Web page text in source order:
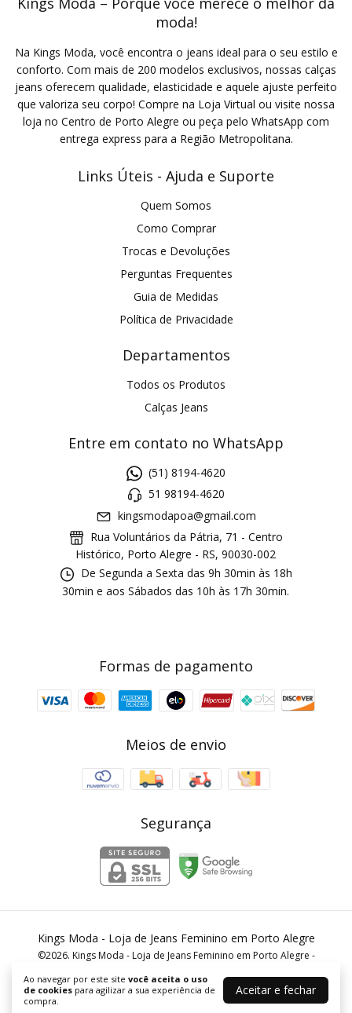
Ao navegar por este site você aceita o uso
de cookies para agilizar a sua experiência de
compra.
Aceitar e fechar
moda!
Na Kings Moda, você encontra o jeans ideal para o seu estilo e
conforto. Com mais de 200 modelos exclusivos, nossas calças
jeans oferecem qualidade, elasticidade e aquele ajuste perfeito
que valoriza seu corpo! Compre na Loja Virtual ou visite nossa
loja no Centro de Porto Alegre ou peça pelo WhatsApp com
entrega express para a Região Metropolitana.
Links Úteis - Ajuda e Suporte
Quem Somos
Como Comprar
Trocas e Devoluções
Perguntas Frequentes
Guia de Medidas
Política de Privacidade
Departamentos
Todos os Produtos
Calças Jeans
Entre em contato no WhatsApp
(51) 8194-4620
51 98194-4620
kingsmodapoa@gmail.com
Rua Voluntários da Pátria, 71 - Centro
Histórico, Porto Alegre - RS, 90030-002
De Segunda a Sexta das 9h 30min às 18h
30min e aos Sábados das 10h às 17h 30min.
Formas de pagamento
Meios de envio
Segurança
Kings Moda - Loja de Jeans Feminino em Porto Alegre
©2026. Kings Moda - Loja de Jeans Feminino em Porto Alegre -